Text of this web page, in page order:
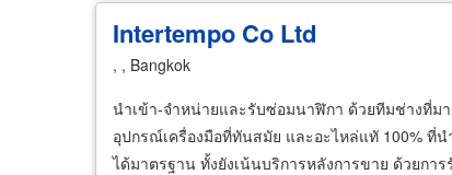
Intertempo Co Ltd
, , Bangkok
นำเข้า-จำหน่ายและรับซ่อมนาฬิกา ด้วยทีมช่างที่ม
อุปกรณ์เครื่องมือที่ทันสมัย และอะไหล่แทั 100% ที่
ได้มาตรฐาน ทั้งยังเน้นบริการหลังการขาย ด้วยก